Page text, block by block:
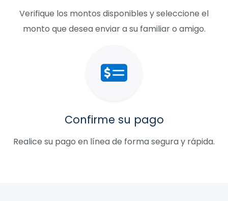
Verifique los montos disponibles y seleccione el
monto que desea enviar a su familiar o amigo.
Confirme su pago
Realice su pago en línea de forma segura y rápida.